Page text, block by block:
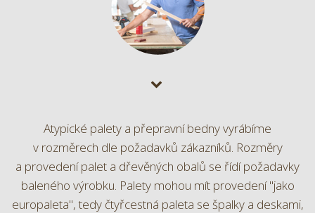
Atypické palety a přepravní bedny vyrábíme
v rozměrech dle požadavků zákazníků. Rozměry
a provedení palet a dřevěných obalů se řídí požadavky
baleného výrobku. Palety mohou mít provedení "jako
europaleta", tedy čtyřcestná paleta se špalky a deskami,